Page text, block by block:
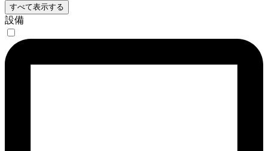
すべて表示する
設備